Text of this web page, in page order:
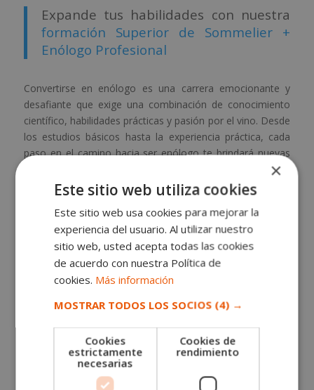
Expande tus habilidades con nuestra
formación Superior de Sommelier +
Enólogo Profesional
Convertirse en enólogo es una carrera emocionante y
desafiante que exige una combinación de conocimiento
científico, habilidades prácticas y pasión por el vino. Desde
los estudios básicos hasta la experiencia práctica, cada
paso en el camino hacia ser enólogo te brindará nuevas
Si tu sueño es ser enólogo, asegúrate de elegir el camino
educativo adecuado y prepárate para una carrera llena de
aprendizaje continuo, creatividad y, por supuesto, disfrute
del vino.
Nombre (*)
×
Este sitio web utiliza cookies
Este sitio web usa cookies para mejorar la
experiencia del usuario. Al utilizar nuestro
sitio web, usted acepta todas las cookies
de acuerdo con nuestra Política de
cookies. Más información
MOSTRAR TODOS LOS SOCIOS (4) →
Cookies
estrictamente
necesarias
Cookies de
rendimiento